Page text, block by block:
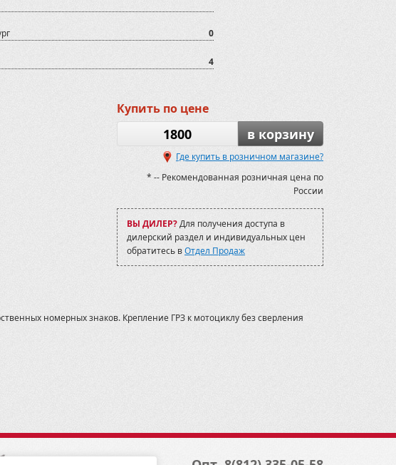
Spyder
0
4
Купить по цене
1800 в корзину
Где купить в розничном магазине?
* -- Рекомендованная розничная цена по
России
ВЫ ДИЛЕР?Для получения доступа в
дилерский раздел и индивидуальных цен
обратитесь вОтдел Продаж
номерных знаков. Крепление ГРЗ к мотоциклу без сверления